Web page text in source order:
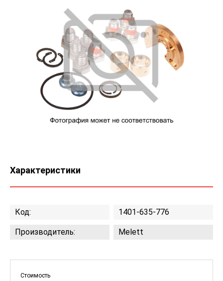
Характеристики
Код: 1401-635-776
Производитель: Melett
Стоимость